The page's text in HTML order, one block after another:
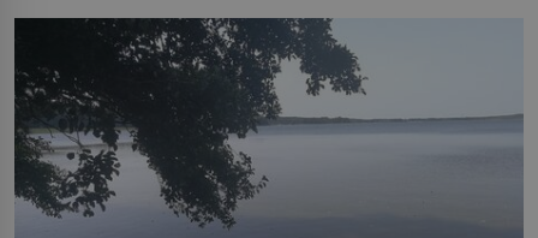
Boskovice na okraji Drahanské vrchoviny vznikla někdy
ve13. století, a už v roce 1313 kronikáři zaznamenali